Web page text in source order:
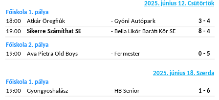
2025. június 12. Csütörtök
Főiskola 1. pálya
18:00
Atkár Öregfiúk - Gyóni Autópark
3 - 4
19:00
Sikerre Számíthat SE - Bella Likőr Baráti Kör SE 8 - 4
Főiskola 2. pálya
19:00
Ava Pietra Old Boys - Fermester 0 - 5
2025. június 18. Szerda
Főiskola 1. pálya
19:00
Gyöngyöshalász - HB Senior 1 - 6